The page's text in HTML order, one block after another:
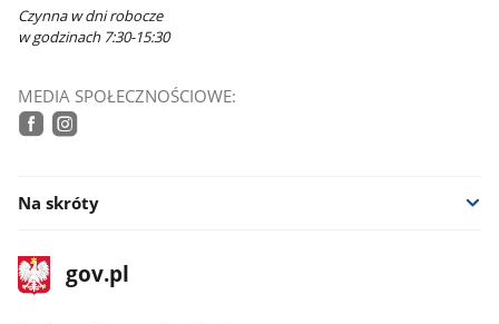
Czynna w dni robocze
w godzinach 7:30-15:30
MEDIA SPOŁECZNOŚCIOWE:
Na skróty
stopka
gov.plStrona
gov.pl